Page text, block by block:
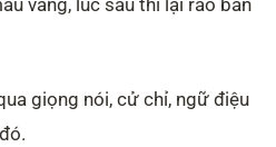
vàng, lúc sau thì lại rao bán
giọng nói, cử chỉ, ngữ điệu